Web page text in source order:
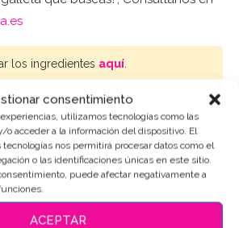
consentimiento
utilizamos tecnologías como las
o acceder a la información del dispositivo. El
nos permitirá procesar datos como el
o las identificaciones únicas en este sitio.
puede afectar negativamente a
ACEPTAR
los ingredientes aquí.
AÑADIR AL CARRITO
Personajes-Dibujos